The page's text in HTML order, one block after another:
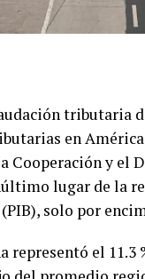
tributaria
en
Cooperación y el
lugar de la
solo por
el 11.3